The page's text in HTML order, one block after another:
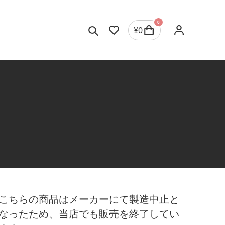
¥0
0
ちらの商品はメーカーにて製造中止と
ったため、当店でも販売を終了してい